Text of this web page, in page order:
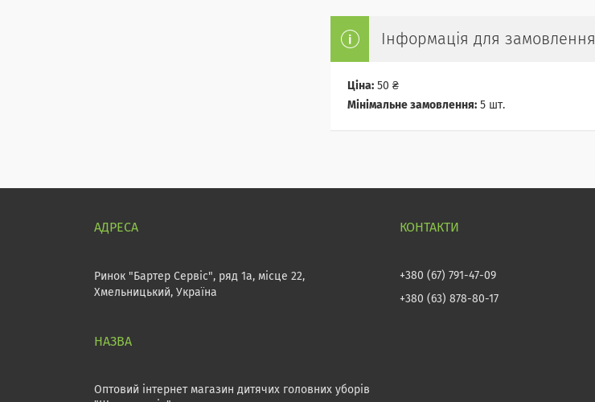
Інформація для замовлення
Ціна: 50 ₴
Мінімальне замовлення: 5 шт.
Ринок "Бартер Сервіс", ряд 1а, місце 22,
Хмельницький, Україна
Оптовий інтернет магазин дитячих головних уборів
+380 (67) 791-47-09
+380 (63) 878-80-17